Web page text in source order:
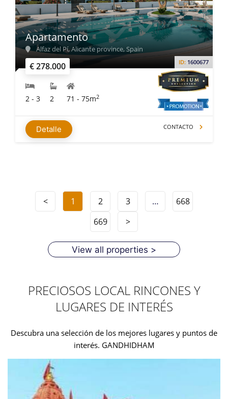
€ 278.000 ID: 1600677
Apartamento
Alfaz del Pí, Alicante province, Spain
2 - 3 2 71 - 75m2
Detalle CONTACTO
< 1 2 3 …
668
669
>
View all properties >
PRECIOSOS LOCAL RINCONES Y
LUGARES DE INTERÉS
Descubra una selección de los mejores lugares y puntos de
interés. GANDHIDHAM